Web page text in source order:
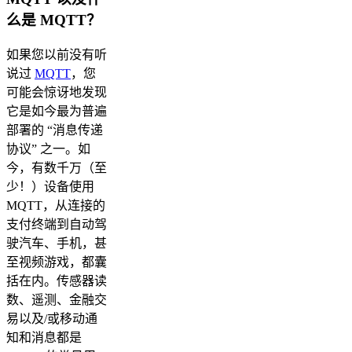
么是 MQTT？
如果您以前没有听
说过 MQTT，您
可能会惊讶地发现
它是如今最为普遍
部署的 “消息传递
协议” 之一。如
今，有数千万（至
少！）设备使用
MQTT，从连接的
支付终端到自动驾
驶汽车、手机，甚
至视频游戏，都囊
括在内。传感器读
数、遥测、金融交
易以及/或移动通
知和消息都是